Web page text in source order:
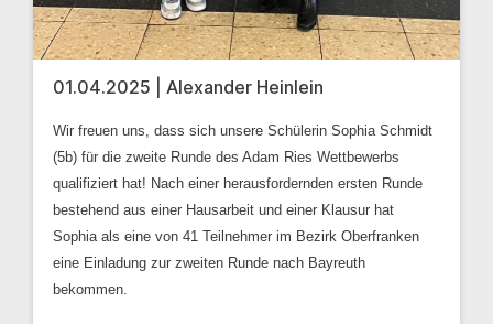
01.04.2025 | Alexander Heinlein
Wir freuen uns, dass sich unsere Schülerin Sophia Schmidt
(5b) für die zweite Runde des Adam Ries Wettbewerbs
qualifiziert hat! Nach einer herausfordernden ersten Runde
bestehend aus einer Hausarbeit und einer Klausur hat
Sophia als eine von 41 Teilnehmer im Bezirk Oberfranken
eine Einladung zur zweiten Runde nach Bayreuth
bekommen.